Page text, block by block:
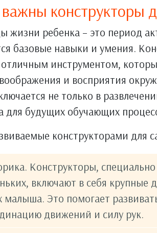
конструкторы
жизни ребенка – это период
базовые навыки и умения.
отличным инструментом,
и восприятия
не только в
для будущих обучающих
конструкторами для
Конструкторы,
включают в себя крупные
малыша. Это помогает
движений и силу рук.